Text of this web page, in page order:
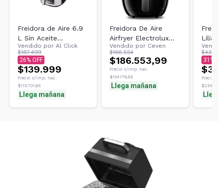
Freidora de Aire 6.9
L Sin Aceite
Telefunken
EASYFRYER-6900
Vendido por Al Click
$187.499
26
$139.999
Precio s/imp. nac.
$115.701,65
Llega mañana
Freidora De Aire
Airfryer Electrolux
Efficient Eaf10 3,2lts
Vendido por Ceven
$186.554
$186.553,99
Precio s/imp. nac.
$154.176,85
Llega mañana
31
Precio